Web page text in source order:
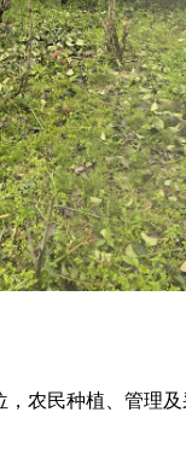
农民种植、管理